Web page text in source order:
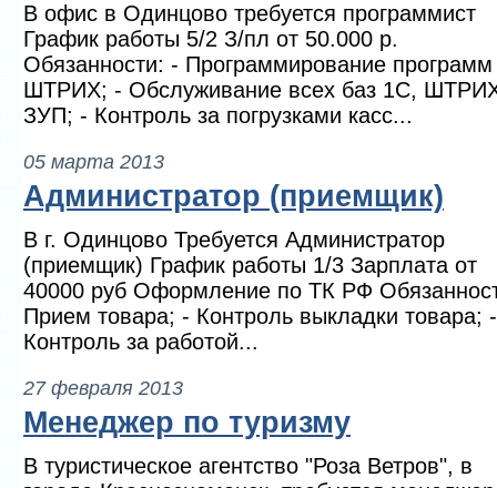
В офис в Одинцово требуется программист
График работы 5/2 З/пл от 50.000 р.
Обязанности: - Программирование программ
ШТРИХ; - Обслуживание всех баз 1С,
ЗУП; - Контроль за погрузками касс...
05 марта 2013
Администратор (приемщик)
В г. Одинцово Требуется Администратор
(приемщик) График работы 1/3 Зарплата от
40000 руб Оформление по ТК РФ
Прием товара; - Контроль выкладки товара; -
Контроль за работой...
27 февраля 2013
Менеджер по туризму
В туристическое агентство "Роза Ветров", в